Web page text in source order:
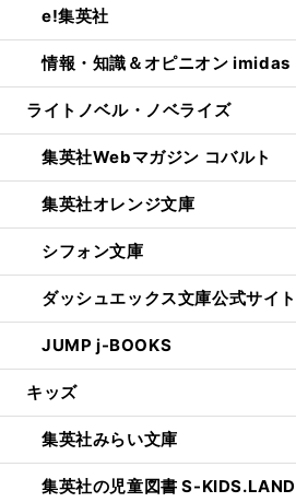
e!集英社
情報・知識＆オピニオン imidas
ライトノベル・ノベライズ
集英社Webマガジン コバルト
集英社オレンジ文庫
シフォン文庫
ダッシュエックス文庫公式サイト
JUMP j-BOOKS
キッズ
集英社みらい文庫
集英社の児童図書 S-KIDS.LAND